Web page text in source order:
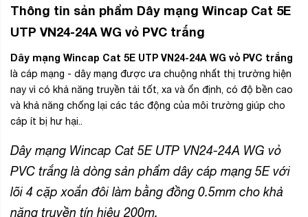
Thông tin sản phẩm Dây mạng Wincap Cat 5E
UTP VN24-24A WG vỏ PVC trắng
Dây mạng Wincap Cat 5E UTP VN24-24A WG vỏ PVC trắng
là cáp mạng - dây mạng được ưa chuộng nhất thị trường hiện
nay vì có khả năng truyền tải tốt, xa và ổn định, có độ bền cao
và khả năng chống lại các tác động của môi trường giúp cho
cáp ít bị hư hại..
Dây mạng Wincap Cat 5E UTP VN24-24A WG vỏ
PVC trắng là dòng sản phẩm dây cáp mạng 5E với
lõi 4 cặp xoắn đôi làm bằng đồng 0.5mm cho khả
năng truyền tín hiệu 200m.